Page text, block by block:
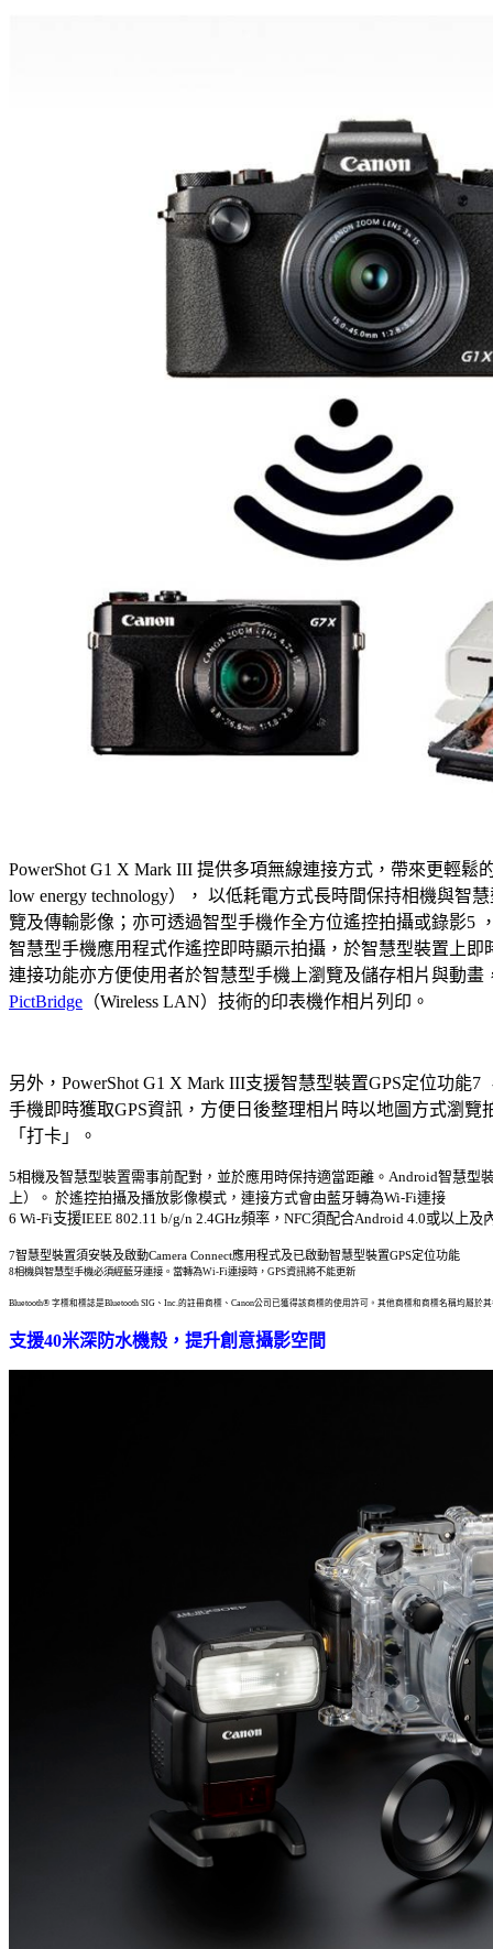
PowerShot G1 X Mark III 提供多項無線連接方式，帶來更輕
low energy technology）， 以低耗電方式長時間保持相機與
覽及傳輸影像；亦可透過智型手機作全方位遙控拍攝或錄影5
智慧型手機應用程式作遙控即時顯示拍攝，於智慧型裝置上
連接功能亦方便使用者於智慧型手機上瀏覽及儲存相片與動畫
PictBridge （Wireless LAN）技術的印表機作相片列印。
另外，PowerShot G1 X Mark III支援智慧型裝置GPS定位功能
手機即時獲取GPS資訊，方便日後整理相片時以地圖方式瀏
「打卡」。
5相機及智慧型裝置需事前配對，並於應用時保持適當距離。Android智慧型
上）。 於遙控拍攝及播放影像模式，連接方式會由藍牙轉為Wi-Fi連接
6 Wi-Fi支援IEEE 802.11 b/g/n 2.4GHz頻率，NFC須配合Android 4.0或以上及
7智慧型裝置須安裝及啟動Camera Connect應用程式及已啟動智慧型裝置GPS定位功能
8相機與智慧型手機必須經藍牙連接。當轉為Wi-Fi連接時，GPS資訊將不能更新
Bluetooth® 字標和標誌是Bluetooth SIG、Inc.的註冊商標、Canon公司已獲得該商標的使用許可。其他商標和商標名稱均屬於
支援40米深防水機殼，提升創意攝影空間